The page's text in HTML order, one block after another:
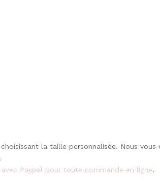
la taille personnalisée. Nous
Paypal pour toute commande en ligne.